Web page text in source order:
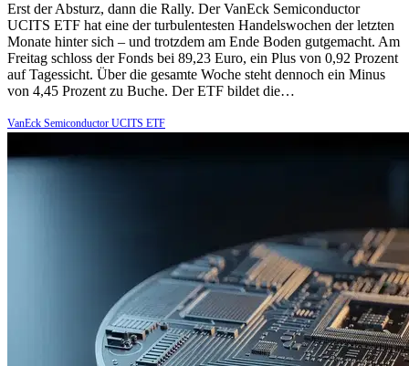
Erst der Absturz, dann die Rally. Der VanEck Semiconductor
UCITS ETF hat eine der turbulentesten Handelswochen der letzten
Monate hinter sich – und trotzdem am Ende Boden gutgemacht. Am
Freitag schloss der Fonds bei 89,23 Euro, ein Plus von 0,92 Prozent
auf Tagessicht. Über die gesamte Woche steht dennoch ein Minus
von 4,45 Prozent zu Buche. Der ETF bildet die…
VanEck Semiconductor UCITS ETF